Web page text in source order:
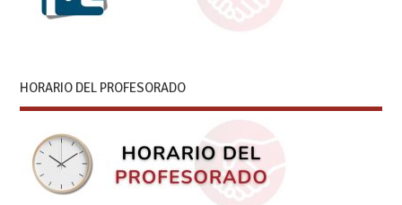
HORARIO DEL PROFESORADO